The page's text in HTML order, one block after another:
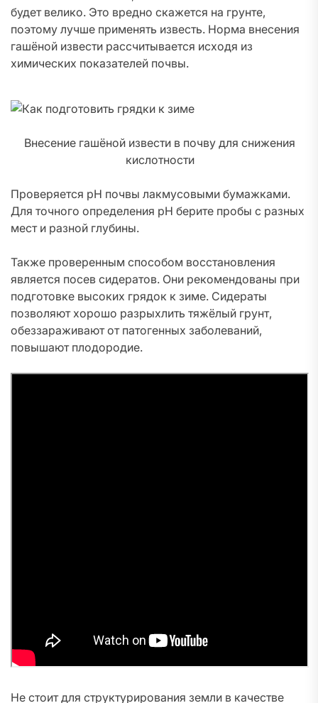
будет велико. Это вредно скажется на грунте,
поэтому лучше применять известь. Норма внесения
гашёной извести рассчитывается исходя из
химических показателей почвы.
Внесение гашёной извести в почву для снижения
кислотности
Проверяется pH почвы лакмусовыми бумажками.
Для точного определения pH берите пробы с разных
мест и разной глубины.
Также проверенным способом восстановления
является посев сидератов. Они рекомендованы при
подготовке высоких грядок к зиме. Сидераты
позволяют хорошо разрыхлить тяжёлый грунт,
обеззараживают от патогенных заболеваний,
повышают плодородие.
Не стоит для структурирования земли в качестве